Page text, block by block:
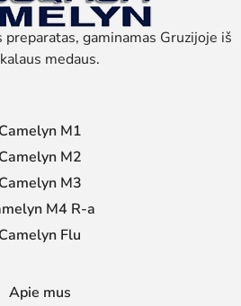
preparatas, gaminamas Gruzijoje iš
medaus.
Camelyn M1
Camelyn M2
Camelyn M3
M4 R-a
Camelyn Flu
Apie mus